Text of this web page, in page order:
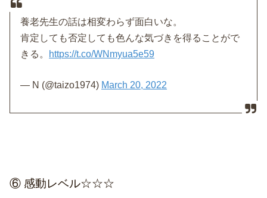
養老先生の話は相変わらず面白いな。
肯定しても否定しても色んな気づきを得ることがで
きる。
https://t.co/WNmyua5e59
— N (@taizo1974) March 20, 2022
⑥ 感動レベル☆☆☆